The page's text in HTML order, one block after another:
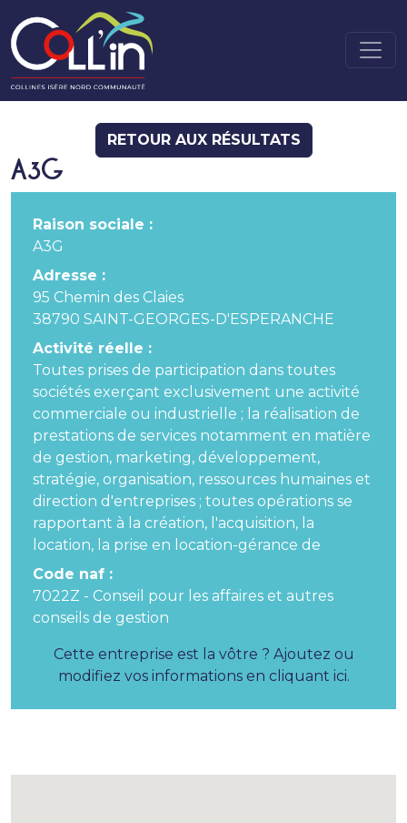
RETOUR AUX RÉSULTATS
A3G
Raison sociale :
A3G
Adresse :
95 Chemin des Claies
38790 SAINT-GEORGES-D'ESPERANCHE
Activité réelle :
Toutes prises de participation dans toutes
sociétés exerçant exclusivement une activité
commerciale ou industrielle ; la réalisation de
prestations de services notamment en matière
de gestion, marketing, développement,
stratégie, organisation, ressources humaines et
direction d'entreprises ; toutes opérations se
rapportant à la création, l'acquisition, la
location, la prise en location-gérance de
Code naf :
7022Z - Conseil pour les affaires et autres
conseils de gestion
Cette entreprise est la vôtre ? Ajoutez ou
modifiez vos informations en cliquant ici.